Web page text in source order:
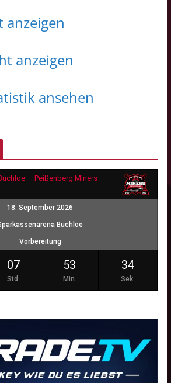
anzeigen
anzeigen
ansehen
— Peißenberg Miners
18. September 2026
Buchloe
Vorbereitung
07
Std.
53
Min.
34
Sek.